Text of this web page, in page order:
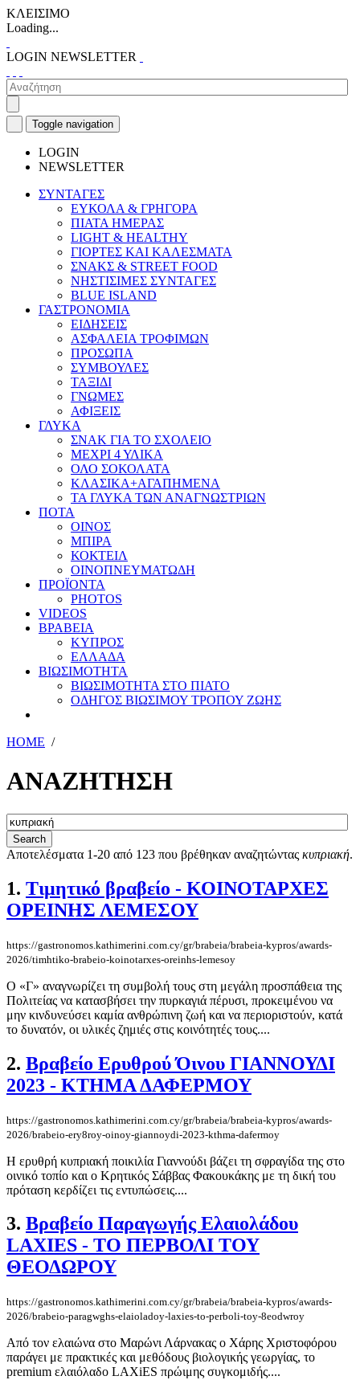
ΚΛΕΙΣΙΜΟ
Loading...
LOGIN NEWSLETTER
Toggle navigation
LOGIN
NEWSLETTER
ΣΥΝΤΑΓΕΣ
ΕΥΚΟΛΑ & ΓΡΗΓΟΡΑ
ΠΙΑΤΑ ΗΜΕΡΑΣ
LIGHT & HEALTHY
ΓΙΟΡΤΕΣ ΚΑΙ ΚΑΛΕΣΜΑΤΑ
ΣΝΑΚΣ & STREET FOOD
ΝΗΣΤΙΣΙΜΕΣ ΣΥΝΤΑΓΕΣ
BLUE ISLAND
ΓΑΣΤΡΟΝΟΜΙΑ
ΕΙΔΗΣΕΙΣ
ΑΣΦΑΛΕΙΑ ΤΡΟΦΙΜΩΝ
ΠΡΟΣΩΠΑ
ΣΥΜΒΟΥΛΕΣ
ΤΑΞΙΔΙ
ΓΝΩΜΕΣ
ΑΦΙΞΕΙΣ
ΓΛΥΚΑ
ΣΝΑΚ ΓΙΑ ΤΟ ΣΧΟΛΕΙΟ
ΜΕΧΡΙ 4 ΥΛΙΚΑ
ΟΛΟ ΣΟΚΟΛΑΤΑ
ΚΛΑΣΙΚΑ+ΑΓΑΠΗΜΕΝΑ
ΤΑ ΓΛΥΚΑ ΤΩΝ ΑΝΑΓΝΩΣΤΡΙΩΝ
ΠΟΤΑ
ΟΙΝΟΣ
ΜΠΙΡΑ
ΚΟΚΤΕΙΛ
ΟΙΝΟΠΝΕΥΜΑΤΩΔΗ
ΠΡΟΪΟΝΤΑ
PHOTOS
VIDEOS
ΒΡΑΒΕΙΑ
ΚΥΠΡΟΣ
ΕΛΛΑΔΑ
ΒΙΩΣΙΜΟΤΗΤΑ
ΒΙΩΣΙΜΟΤΗΤΑ ΣΤΟ ΠΙΑΤΟ
ΟΔΗΓΟΣ ΒΙΩΣΙΜΟΥ ΤΡΟΠΟΥ ΖΩΗΣ
HOME /
ΑΝΑΖΗΤΗΣΗ
Αποτελέσματα 1-20 από 123 που βρέθηκαν αναζητώντας κυπριακή.
1. Τιμητικό βραβείο - ΚΟΙΝΟΤΑΡΧΕΣ
ΟΡΕΙΝΗΣ ΛΕΜΕΣΟΥ
https://gastronomos.kathimerini.com.cy/gr/brabeia/brabeia-kypros/awards-
2026/timhtiko-brabeio-koinotarxes-oreinhs-lemesoy
O «Γ» αναγνωρίζει τη συμβολή τους στη μεγάλη προσπάθεια της
Πολιτείας να κατασβήσει την πυρκαγιά πέρυσι, προκειμένου να
μην κινδυνεύσει καμία ανθρώπινη ζωή και να περιοριστούν, κατά
το δυνατόν, οι υλικές ζημιές στις κοινότητές τους....
2. Βραβείο Ερυθρού Όινου ΓΙΑΝΝΟΥΔΙ
2023 - ΚΤΗΜΑ ΔΑΦΕΡΜΟΥ
https://gastronomos.kathimerini.com.cy/gr/brabeia/brabeia-kypros/awards-
2026/brabeio-ery8roy-oinoy-giannoydi-2023-kthma-dafermoy
Η ερυθρή κυπριακή ποικιλία Γιαννούδι βάζει τη σφραγίδα της στο
οινικό τοπίο και ο Κρητικός Σάββας Φακουκάκης με τη δική του
πρόταση κερδίζει τις εντυπώσεις....
3. Βραβείο Παραγωγής Ελαιολάδου
LAXIES - ΤΟ ΠΕΡΒΟΛΙ ΤΟΥ
ΘΕΟΔΩΡΟΥ
https://gastronomos.kathimerini.com.cy/gr/brabeia/brabeia-kypros/awards-
2026/brabeio-paragwghs-elaioladoy-laxies-to-perboli-toy-8eodwroy
Από τον ελαιώνα στο Μαρώνι Λάρνακας ο Χάρης Χριστοφόρου
παράγει με πρακτικές και μεθόδους βιολογικής γεωργίας, το
premium ελαιόλαδο LAXiES πρώιμης συγκομιδής....